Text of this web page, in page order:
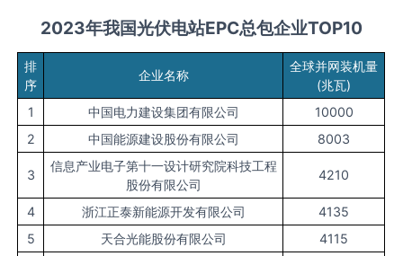
2023年我国光伏电站EPC总包企业TOP10
排
序
企业名称
全球并网装机量
(兆瓦)
1
中国电力建设集团有限公司
10000
2
中国能源建设股份有限公司 8003
3
信息产业电子第十一设计研究院科技工程
股份有限公司
4210
4 浙江正泰新能源开发有限公司
4135
5
天合光能股份有限公司
4115